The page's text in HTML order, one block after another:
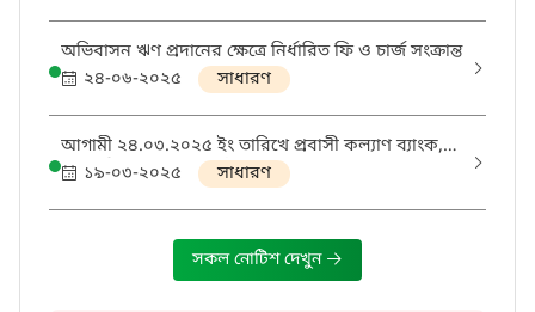
অভিবাসন ঋণ প্রদানের ক্ষেত্রে নির্ধারিত ফি ও চার্জ সংক্রান্ত
২৪-০৬-২০২৫
সাধারণ
আগামী ২৪.০৩.২০২৫ ইং তারিখে প্রবাসী কল্যাণ ব্যাংক,
ময়মনসিংহ শাখা নতুন ঠিকানায় স্থানান্তর
১৯-০৩-২০২৫ সাধারণ
সকল নোটিশ দেখুন